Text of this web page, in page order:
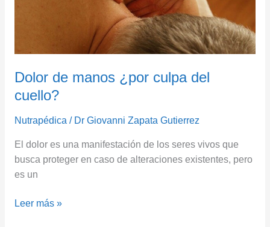
Dolor de manos ¿por culpa del
cuello?
Nutrapédica / Dr Giovanni Zapata Gutierrez
El dolor es una manifestación de los seres vivos que
busca proteger en caso de alteraciones existentes, pero
es un
Leer más »